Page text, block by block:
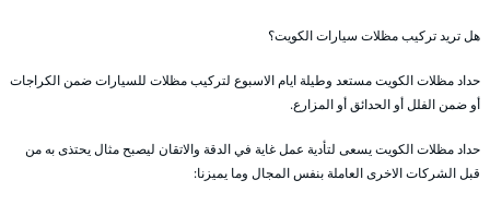
هل تريد تركيب مظلات سيارات الكويت؟
حداد مظلات الكويت مستعد وطيلة ايام الاسبوع لتركيب مظلات للسيارات ضمن الكراجات
أو ضمن الفلل أو الحدائق أو المزارع.
حداد مظلات الكويت يسعى لتأدية عمل غاية في الدقة والاتقان ليصبح مثال يحتذى به من
قبل الشركات الاخرى العاملة بنفس المجال وما يميزنا: